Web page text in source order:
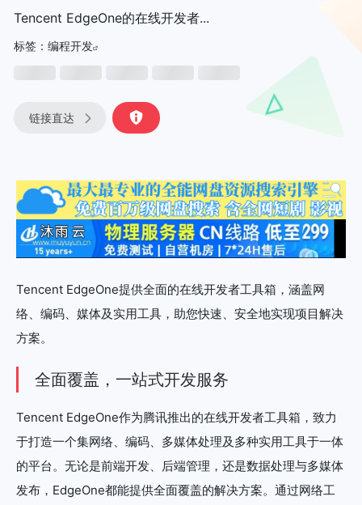
Tencent EdgeOne的在线开发者...
标签： 编程开发
链接直达
Tencent EdgeOne提供全面的在线开发者工具箱，涵盖网
络、编码、媒体及实用工具，助您快速、安全地实现项目解决
方案。
全面覆盖，一站式开发服务
Tencent EdgeOne作为腾讯推出的在线开发者工具箱，致力
于打造一个集网络、编码、多媒体处理及多种实用工具于一体
的平台。无论是前端开发、后端管理，还是数据处理与多媒体
发布，EdgeOne都能提供全面覆盖的解决方案。通过网络工